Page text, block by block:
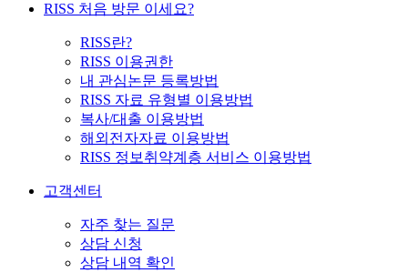
RISS 처음 방문 이세요?
RISS란?
RISS 이용권한
내 관심논문 등록방법
RISS 자료 유형별 이용방법
복사/대출 이용방법
해외전자자료 이용방법
RISS 정보취약계층 서비스 이용방법
고객센터
자주 찾는 질문
상담 신청
상담 내역 확인